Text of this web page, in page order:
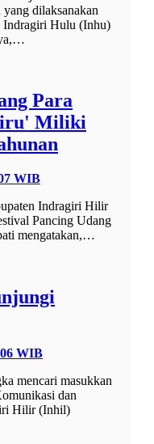
dilaksanakan
Indragiri Hulu (Inhu)
Para
Miliki
WIB
Indragiri Hilir
Pancing Udang
mengatakan,…
WIB
mencari masukkan
dan
Hilir (Inhil)